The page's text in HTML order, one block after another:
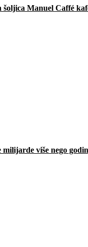
Manuel Caffé
više nego